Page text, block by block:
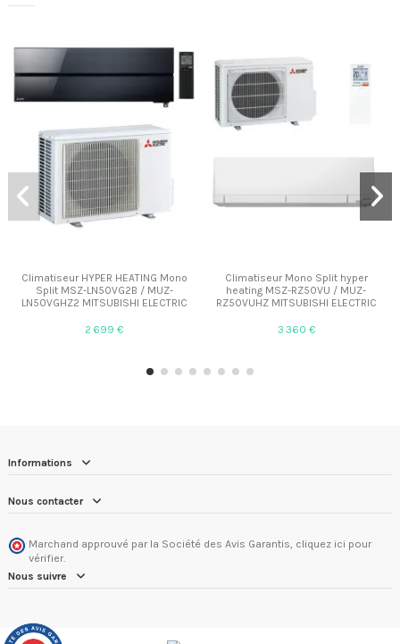
Climatiseur HYPER HEATING Mono
Split MSZ-LN50VG2B / MUZ-
LN50VGHZ2 MITSUBISHI ELECTRIC
2 699 €
Climatiseur Mono Split hyper
heating MSZ-RZ50VU / MUZ-
RZ50VUHZ MITSUBISHI ELECTRIC
3 360 €
Informations
Nous contacter
Marchand approuvé par la Société des Avis Garantis, cliquez ici pour
vérifier.
Nous suivre